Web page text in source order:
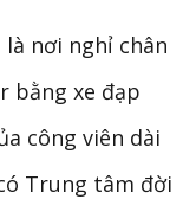
là nơi nghỉ chân
bằng xe đạp
công viên dài
Trung tâm đời